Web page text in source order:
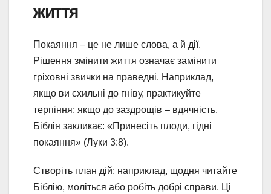
життя
Покаяння – це не лише слова, а й дії.
Рішення змінити життя означає замінити
гріховні звички на праведні. Наприклад,
якщо ви схильні до гніву, практикуйте
терпіння; якщо до заздрощів – вдячність.
Біблія закликає: «Принесіть плоди, гідні
покаяння» (Луки 3:8).
Створіть план дій: наприклад, щодня читайте
Біблію, моліться або робіть добрі справи. Ці